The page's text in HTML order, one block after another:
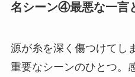
名シーン④最悪な一言
源が糸を深く傷つけてし
重要なシーンのひとつ。